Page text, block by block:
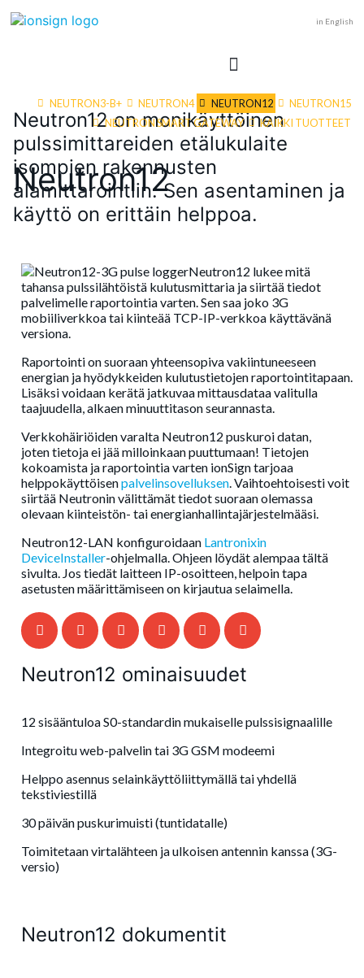
in English
NEUTRON3-B+ NEUTRON4 NEUTRON12
NEUTRON15
NEUTRON SMART GATEWAY
KAIKKI TUOTTEET
Neutron12
Neutron12 on monikäyttöinen
pulssimittareiden etälukulaite
isompien rakennusten
alamittarointiin. Sen asentaminen ja
käyttö on erittäin helppoa.
Neutron12 lukee mitä
tahansa pulssilähtöistä kulutusmittaria ja siirtää tiedot
palvelimelle raportointia varten. Sen saa joko 3G
mobiiliverkkoa tai kiinteää TCP-IP-verkkoa käyttävänä
versiona.
Raportointi on suoraan yhteensopiva vakiintuneeseen
energian ja hyödykkeiden kulutustietojen raportointitapaan.
Lisäksi voidaan kerätä jatkuvaa mittausdataa valitulla
taajuudella, alkaen minuuttitason seurannasta.
Verkkohäiriöiden varalta Neutron12 puskuroi datan,
joten tietoja ei jää milloinkaan puuttumaan! Tietojen
kokoamista ja raportointia varten ionSign tarjoaa
helppokäyttöisenpalvelinsovelluksen. Vaihtoehtoisesti voit
siirtää Neutronin välittämät tiedot suoraan olemassa
olevaan kiinteistön- tai energianhallintajärjestelmääsi.
Neutron12-LAN konfiguroidaan Lantronixin
DeviceInstaller-ohjelmalla. Ohjeen löydät alempaa tältä
sivulta. Jos tiedät laitteen IP-osoitteen, helpoin tapa
asetusten määrittämiseen on kirjautua selaimella.
Neutron12 ominaisuudet
12 sisääntuloa S0-standardin mukaiselle pulssisignaalille
Integroitu web-palvelin tai 3G GSM modeemi
Helppo asennus selainkäyttöliittymällä tai yhdellä
tekstiviestillä
30 päivän puskurimuisti (tuntidatalle)
Toimitetaan virtalähteen ja ulkoisen antennin kanssa (3G-
versio)
Neutron12 dokumentit